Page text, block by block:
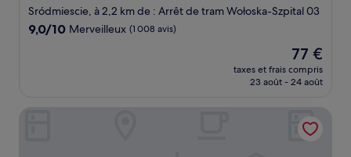
5.0 étoiles
Sródmiescie, à 2,2 km de : Arrêt de tram Wołoska-Szpital 03
9.0
9,0/10 Merveilleux (1 008 avis)
Le
nouveau
prix
de
77 €
77 €
taxes et frais compris
23 août - 24 août